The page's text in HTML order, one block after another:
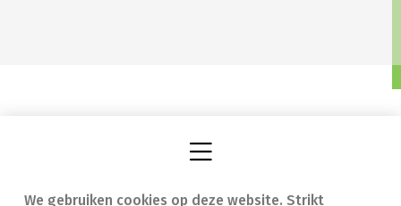
We gebruiken cookies op deze website. Strikt